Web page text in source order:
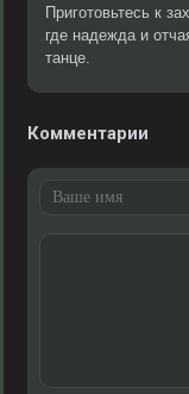
Приготовьтесь к
где надежда и
танце.
Комментарии